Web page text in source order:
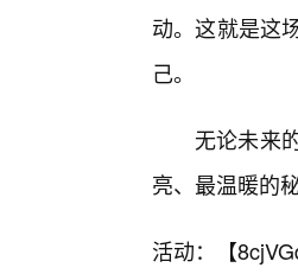
动。这就是这
己。
无论未来
亮、最温暖的秘
活动：【